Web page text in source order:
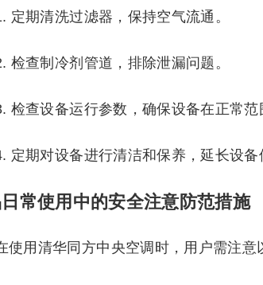
定期清洗过滤器，保持空气流通。
检查制冷剂管道，排除泄漏问题。
检查设备运行参数，确保设备在正常范
定期对设备进行清洁和保养，延长设备
常使用中的安全注意防范措施
使用清华同方中央空调时，用户需注意